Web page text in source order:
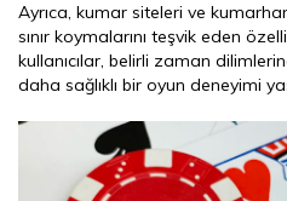
Ayrıca, kumar siteleri ve
sınır koymalarını teşvik eden
kullanıcılar, belirli zaman
daha sağlıklı bir oyun deneyimi